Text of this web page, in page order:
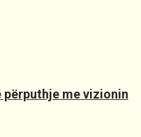
me vizionin